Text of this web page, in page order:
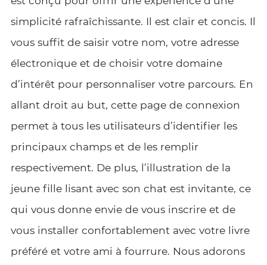
simplicité rafraîchissante. Il est clair et concis. Il
vous suffit de saisir votre nom, votre adresse
électronique et de choisir votre domaine
d’intérêt pour personnaliser votre parcours. En
allant droit au but, cette page de connexion
permet à tous les utilisateurs d’identifier les
principaux champs et de les remplir
respectivement. De plus, l’illustration de la
jeune fille lisant avec son chat est invitante, ce
qui vous donne envie de vous inscrire et de
vous installer confortablement avec votre livre
préféré et votre ami à fourrure. Nous adorons